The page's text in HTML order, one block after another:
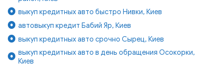
выкуп кредитных авто быстро Нивки, Киев
автовыкуп кредит Бабий Яр, Киев
выкуп кредитных авто срочно Сырец, Киев
выкуп кредитных авто в день обращения Осокорки,
Киев